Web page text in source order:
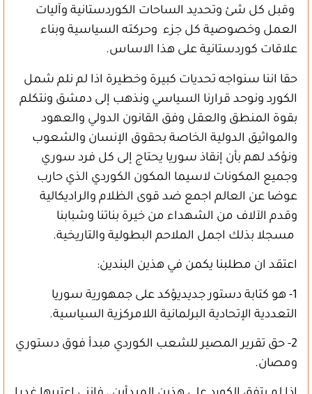
وقبل كل شئ وتحديد الساحات الكوردستانية وآليات
العمل وخصوصية كل جزء وحركته السياسية وبناء
علاقات كوردستانية على هذا الاساس.
حقا اننا سنواجه تحديات كبيرة وخطيرة اذا لم نلم شمل
الكورد ونوحد قرارنا السياسي ونذهب إلى دمشق ونتكلم
بقوة المنطق والعقل وفق القانون الدولي والعهود
والمواثيق الدولية الخاصة بحقوق الإنسان والشعوب
ونؤكد لهم بأن إنقاذ سوريا يحتاج إلى كل فرد سوري
وجميع المكونات لاسيما المكون الكوردي الذي حارب
عوضا عن العالم اجمع ضد قوى الظلام والراديكالية
وقدم الآلاف من الشهداء من خيرة بناتنا وشبابنا
مسجلا بذلك اجمل الملاحم البطولية والتاريخية.
اعتقد ان مطلبنا يكمن في هذين البندين:
1- هو كتابة دستور جديديؤكد على جمهورية سوريا
التعددية الإتحادية البرلمانية اللامركزية السياسية.
2- حق تقرير المصير للشعب الكوردي مبدأ فوق دستوري
ومصان.